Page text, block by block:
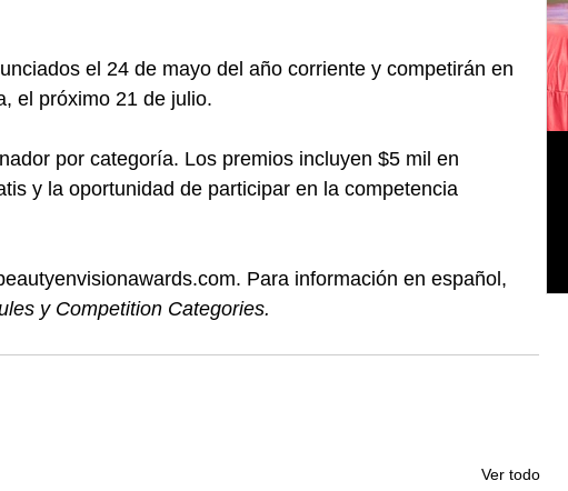
el 24 de mayo del año corriente y competirán en
el próximo 21 de julio.
por categoría. Los premios incluyen $5 mil en
y la oportunidad de participar en la competencia
Para información en español,
y Competition Categories.
Ver todo